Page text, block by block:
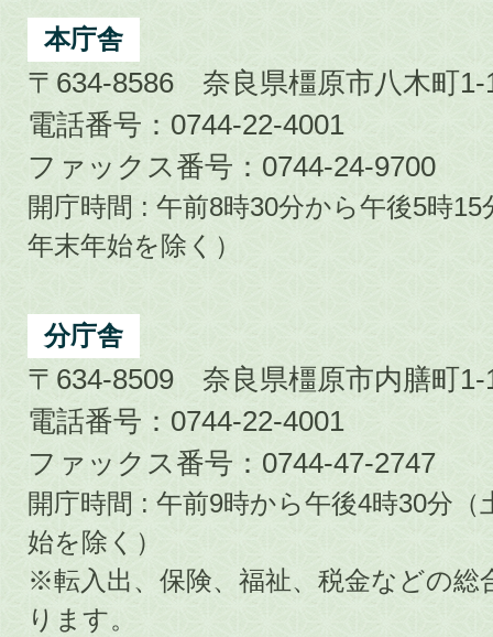
City
本庁舎
〒634-8586 奈良県橿原市八木町1-
電話番号：0744-22-4001
ファックス番号：0744-24-9700
開庁時間 : 午前8時30分から午後5時
年末年始を除く）
分庁舎
〒634-8509 奈良県橿原市内膳町1-
電話番号：0744-22-4001
ファックス番号：0744-47-2747
開庁時間 : 午前9時から午後4時30分
始を除く）
※転入出、保険、福祉、税金などの総
ります。